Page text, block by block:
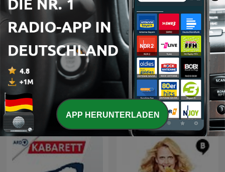
Sinnlos Märchen
Bratwurst und Baklava -
mit Özcan Cosar und
Bastian Bielendorfer
APP HERUNTERLADEN